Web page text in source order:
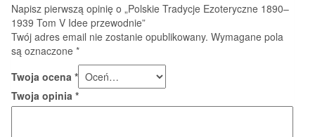
Napisz pierwszą opinię o „Polskie Tradycje Ezoteryczne 1890–
1939 Tom V Idee przewodnie”
Twój adres email nie zostanie opublikowany. Wymagane pola
są oznaczone *
Twoja ocena *
Twoja opinia *